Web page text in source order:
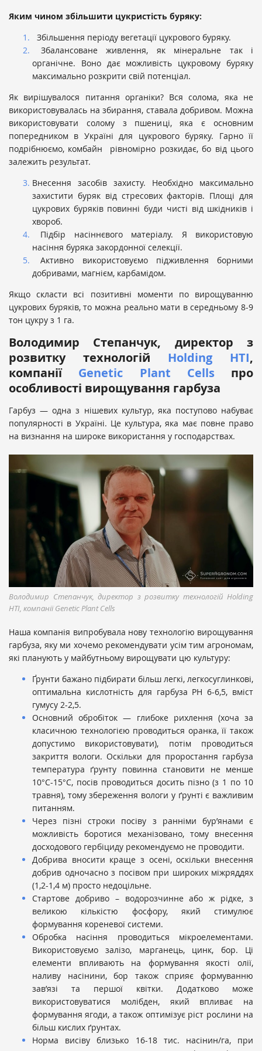
Яким чином збільшити цукристість буряку:
Збільшення періоду вегетації цукрового буряку.
Збалансоване живлення, як мінеральне так і
органічне. Воно дає можливість цукровому буряку
максимально розкрити свій потенціал.
Як вирішувалося питання органіки? Вся солома, яка не
використовувалась на збирання, ставала добривом. Можна
використовувати солому з пшениці, яка є основним
попередником в Україні для цукрового буряку. Гарно її
подрібнюємо, комбайн рівномірно розкидає, бо від цього
залежить результат.
Внесення засобів захисту. Необхідно максимально
захистити буряк від стресових факторів. Площі для
цукрових буряків повинні буди чисті від шкідників і
хвороб.
Підбір насіннєвого матеріалу. Я використовую
насіння буряка закордонної селекції.
Активно використовуємо підживлення борними
добривами, магнієм, карбамідом.
Якщо скласти всі позитивні моменти по вирощуванню
цукрових буряків, то можна реально мати в середньому 8-9
тон цукру з 1 га.
Володимир Степанчук, директор з
розвитку технологій Holding HTI,
компаніїGenetic Plant Cellsпро
особливості вирощування гарбуза
Гарбуз — одна з нішевих культур, яка поступово набуває
популярності в Україні. Це культура, яка має повне право
на визнання на широке використання у господарствах.
Володимир Степанчук, директор з розвитку технологій Holding
HTI, компанії Genetic Plant Cells
Наша компанія випробувала нову технологію вирощування
гарбуза, яку ми хочемо рекомендувати усім тим агрономам,
які планують у майбутньому вирощувати цю культуру:
Ґрунти бажано підбирати більш легкі, легкосуглинкові,
оптимальна кислотність для гарбуза РН 6-6,5, вміст
гумусу 2-2,5.
Основний обробіток — глибоке рихлення (хоча за
класичною технологією проводиться оранка, її також
допустимо використовувати), потім проводиться
закриття вологи. Оскільки для проростання гарбуза
температура ґрунту повинна становити не менше
10°С-15°С, посів проводиться досить пізно (з 1 по 10
травня), тому збереження вологи у ґрунті є важливим
питанням.
Через пізні строки посіву з ранніми бур’янами є
можливість боротися механізовано, тому внесення
досходового гербіциду рекомендуємо не проводити.
Добрива вносити краще з осені, оскільки внесення
добрив одночасно з посівом при широких міжряддях
(1,2-1,4 м) просто недоцільне.
Стартове добриво – водорозчинне або ж рідке, з
великою кількістю фосфору, який стимулює
формування кореневої системи.
Обробка насіння проводиться мікроелементами.
Використовуємо залізо, марганець, цинк, бор. Ці
елементи впливають на формування якості олії,
наливу насінини, бор також сприяє формуванню
зав’язі та першої квітки. Додатково може
використовуватися молібден, який впливає на
формування ягоди, а також оптимізує ріст рослини на
більш кислих ґрунтах.
Норма висіву близько 16-18 тис. насінин/га, при